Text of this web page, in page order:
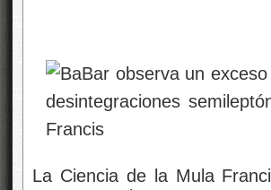
La Ciencia de la Mula